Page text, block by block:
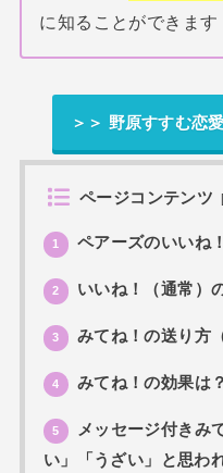
に知ることができます
＞＞ 野原すすむ恋
ページコンテンツ
1 ペアーズのいいね
2 いいね！（通常）
3 みてね！の送り方
4 みてね！の効果は
5
メッセージ付きみ
い」「うざい」と思わ